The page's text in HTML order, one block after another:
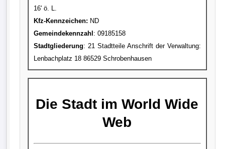
16' ö. L.
Kfz-Kennzeichen: ND
Gemeindekennzahl : 09185158
Stadtgliederung: 21 Stadtteile Anschrift der Verwaltung:
Lenbachplatz 18 86529 Schrobenhausen
Die Stadt im World Wide
Web